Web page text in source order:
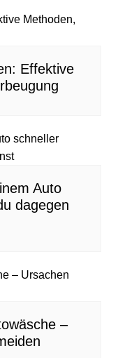
Effektive
Auto
dagegen
–